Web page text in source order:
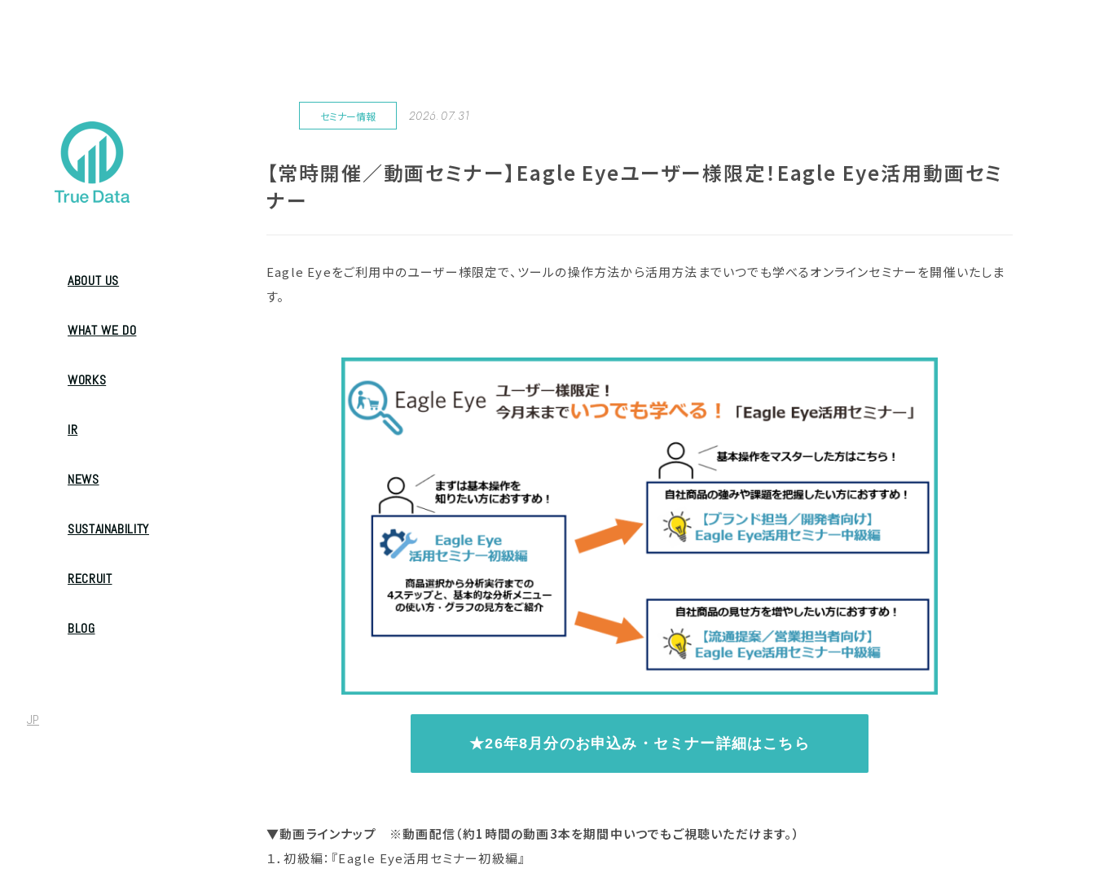
ABOUT US
WHAT WE DO
WORKS
IR
NEWS
SUSTAINABILITY
RECRUIT
BLOG
JP
セミナー情報 2026.07.31
【常時開催／動画セミナー】Eagle Eyeユーザー様限定！Eagle Eye活用動画セミ
ナー
Eagle Eyeをご利用中のユーザー様限定で、ツールの操作方法から活用方法までいつでも学べるオンラインセミナーを開催いたしま
す。
★26年8月分のお申込み・セミナー詳細はこちら
​​​​​▼動画ラインナップ ※動画配信（約1時間の動画3本を期間中いつでもご視聴いただけます。）
１．初級編：『Eagle Eye活用セミナー初級編』